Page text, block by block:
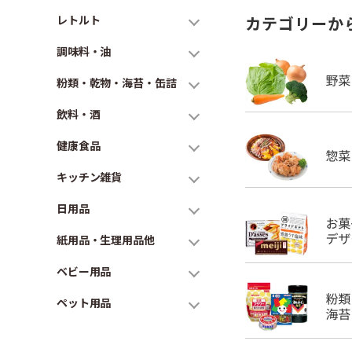
レトルト
調味料・油
粉類・乾物・海苔・缶詰
飲料・酒
健康食品
キッチン雑貨
日用品
紙用品・生理用品他
ベビー用品
ペット用品
カテゴリーか